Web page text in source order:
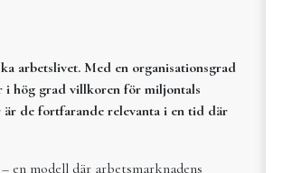
arbetslivet. Med en organisationsgrad
i hög grad villkoren för miljontals
de fortfarande relevanta i en tid där
en modell där arbetsmarknadens